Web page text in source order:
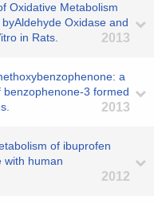
Oxidative Metabolism
Oxidase and
in Rats.
2013
a
3 formed
2013
of ibuprofen
with human
2012